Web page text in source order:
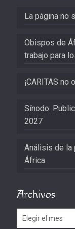
La página no
Obispos de
trabajo para
¡CARITAS no
Sínodo:
2027
Análisis de la
África
Archivos
Archivos